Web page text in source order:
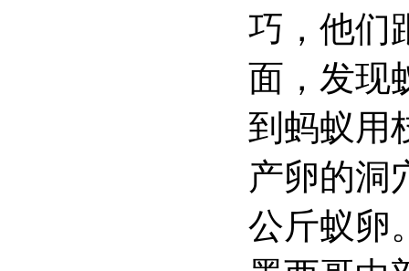
巧，他们
面，发现
到蚂蚁用
产卵的洞
公斤蚁卵